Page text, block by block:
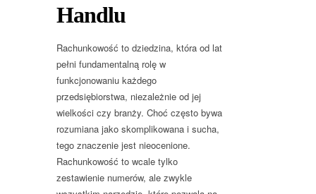
Handlu
Rachunkowość to dziedzina, która od lat
pełni fundamentalną rolę w
funkcjonowaniu każdego
przedsiębiorstwa, niezależnie od jej
wielkości czy branży. Choć często bywa
rozumiana jako skomplikowana i sucha,
tego znaczenie jest nieocenione.
Rachunkowość to wcale tylko
zestawienie numerów, ale zwykle